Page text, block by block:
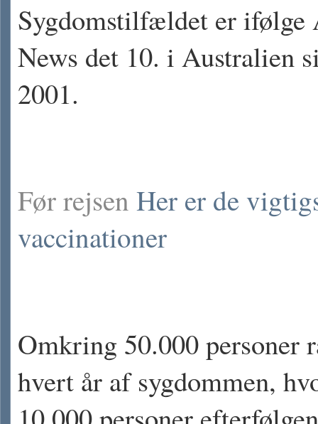
Sygdomstilfældet er ifølge
News det 10. i Australien
2001.
Før rejsen Her er de
vaccinationer
Omkring 50.000 personer
hvert år af sygdommen,